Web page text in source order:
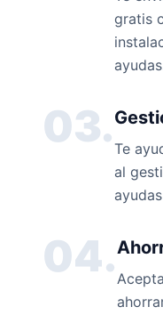
gratis
03.Te
al
04.